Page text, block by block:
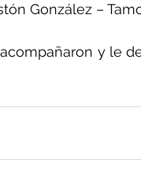
González –
y le